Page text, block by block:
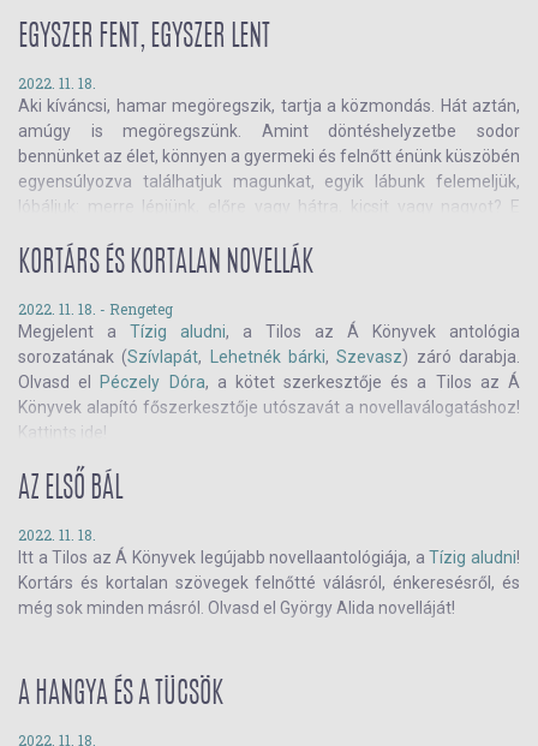
EGYSZER FENT, EGYSZER LENT
2022. 11. 18.
Aki kíváncsi, hamar megöregszik, tartja a közmondás. Hát aztán,
amúgy is megöregszünk. Amint döntéshelyzetbe sodor
bennünket az élet, könnyen a gyermeki és felnőtt énünk küszöbén
egyensúlyozva találhatjuk magunkat, egyik lábunk felemeljük,
lóbáljuk: merre lépjünk, előre vagy hátra, kicsit vagy nagyot? E
antológia után most a Tilos az Á Könyvek kortárs
KORTÁRS ÉS KORTALAN NOVELLÁK
2022. 11. 18. - Rengeteg
Megjelent a Tízig aludni, a Tilos az Á Könyvek antológia
sorozatának (Szívlapát, Lehetnék bárki,Szevasz) záró darabja.
Olvasd el
Péczely Dóra, a kötet szerkesztője és a Tilos az Á
Könyvek alapító főszerkesztője utószavát a novellaválogatáshoz!
Kattints ide!
AZ ELSŐ BÁL
2022. 11. 18.
Itt a Tilos az Á Könyvek legújabb novellaantológiája, aTízig aludni!
Kortárs és kortalan szövegek felnőtté válásról, énkeresésről, és
még sok minden másról. Olvasd el György Alida novelláját!
A HANGYA ÉS A TÜCSÖK
2022. 11. 18.